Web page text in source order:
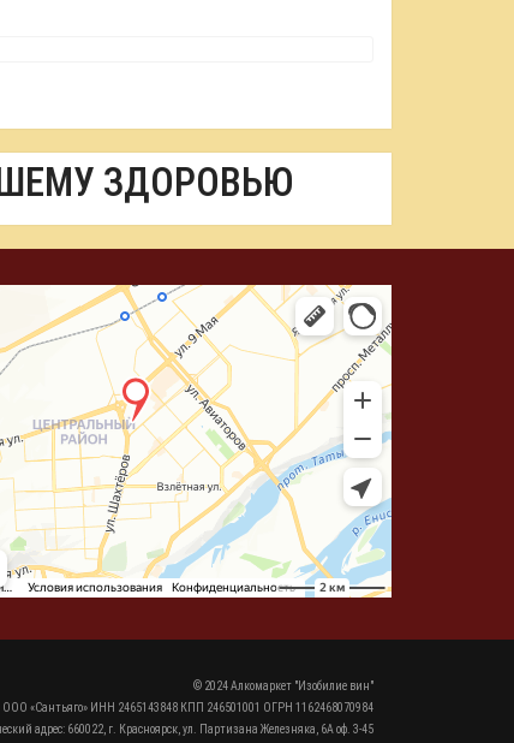
ЗДОРОВЬЮ
© 2024 Алкомаркет "Изобилие вин"
ООО «Сантьяго» ИНН 2465143848 КПП 246501001 ОГРН 1162468070984
адрес: 660022, г. Красноярск, ул. Партизана Железняка, 6А оф. 3-45